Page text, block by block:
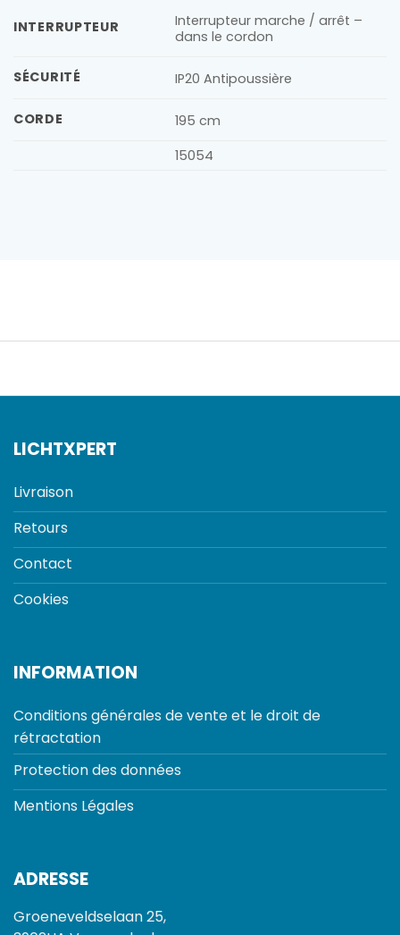
INTERRUPTEUR
Interrupteur marche / arrêt –
dans le cordon
SÉCURITÉ IP20 Antipoussière
CORDE
195 cm
15054
LICHTXPERT
Livraison
Retours
Contact
Cookies
INFORMATION
Conditions générales de vente et le droit de
rétractation
Protection des données
Mentions Légales
ADRESSE
Groeneveldselaan 25,